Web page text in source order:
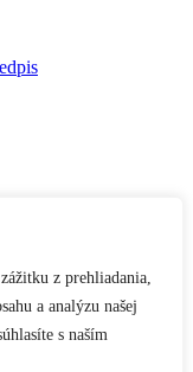
z prehliadania,
a analýzu našej
s naším